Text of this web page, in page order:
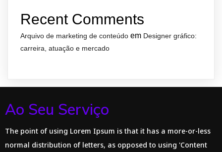
Recent Comments
Arquivo de marketing de conteúdo em Designer gráfico:
carreira, atuação e mercado
Ao Seu Serviço
The point of using Lorem Ipsum is that it has a more-or-less
normal distribution of letters, as opposed to using 'Content